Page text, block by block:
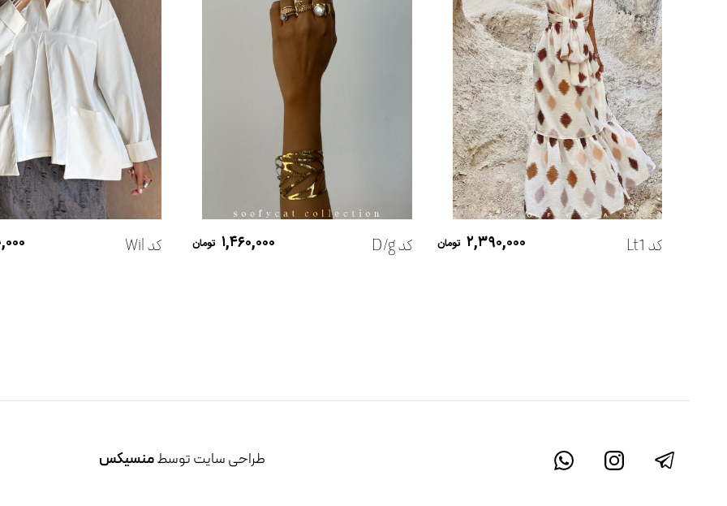
کد Lt1 ۲,۳۹۰,۰۰۰ تومان کد D/g ۱,۴۶۰,۰۰۰ تومان کد Wil
طراحی سایت توسطمنسیکس